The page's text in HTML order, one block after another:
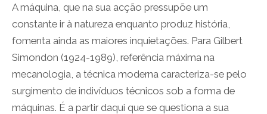
A máquina, que na sua acção pressupõe um
constante ir à natureza enquanto produz história,
fomenta ainda as maiores inquietações. Para Gilbert
Simondon (1924-1989), referência máxima na
mecanologia, a técnica moderna caracteriza-se pelo
surgimento de indivíduos técnicos sob a forma de
máquinas. É a partir daqui que se questiona a sua